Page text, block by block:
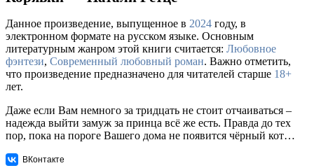
Данное произведение, выпущенное в 2024 году, в
электронном формате на русском языке. Основным
литературным жанром этой книги считается: Любовное
фэнтези, Современный любовный роман. Важно отметить,
что произведение предназначено для читателей старше 18+
лет.
Даже если Вам немного за тридцать не стоит отчаиваться –
надежда выйти замуж за принца всё же есть. Правда до тех
пор, пока на пороге Вашего дома не появится чёрный кот…
ВКонтакте